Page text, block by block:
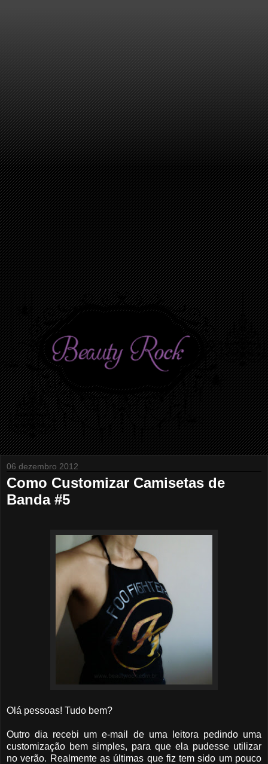
06 dezembro 2012
Como Customizar Camisetas de
Banda #5
Olá pessoas! Tudo bem?
Outro dia recebi um e-mail de uma leitora pedindo uma
customização bem simples, para que ela pudesse utilizar
no verão. Realmente as últimas que fiz tem sido um pouco